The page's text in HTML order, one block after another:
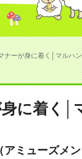
ナーが身に着く│マルハ
に着く│
ミューズメ